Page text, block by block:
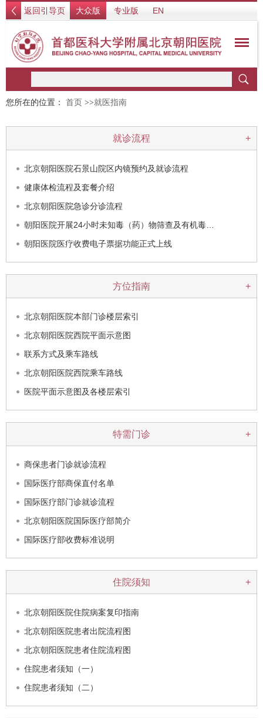
返回引导页 大众版 专业版 EN
您所在的位置： 首页 >>就医指南
就诊流程 +
北京朝阳医院石景山院区内镜预约及就诊流程
健康体检流程及套餐介绍
北京朝阳医院急诊分诊流程
朝阳医院开展24小时未知毒（药）物筛查及有机毒…
朝阳医院医疗收费电子票据功能正式上线
方位指南 +
北京朝阳医院本部门诊楼层索引
北京朝阳医院西院平面示意图
联系方式及乘车路线
北京朝阳医院西院乘车路线
医院平面示意图及各楼层索引
特需门诊 +
商保患者门诊就诊流程
国际医疗部商保直付名单
国际医疗部门诊就诊流程
北京朝阳医院国际医疗部简介
国际医疗部收费标准说明
住院须知 +
北京朝阳医院住院病案复印指南
北京朝阳医院患者出院流程图
北京朝阳医院患者住院流程图
住院患者须知（一）
住院患者须知（二）